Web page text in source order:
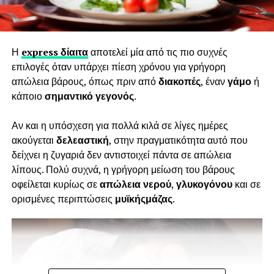
Οι υδατάνθρακες πρέπει να είναι η κύρια πηγή ενέργειας
του σώματός σας σε μια υγιεινή, ισορροπημένη διατροφή.
Καθώς καταναλώνουμε υδατάνθρακες αυτοί διασπώνται
και σε γλυκόζη και μετά απελευθερώνονται στη
κυκλοφορία του αίματος. Από εκεί χρησιμοποιούνται ως
άμεση πηγή ενέργειας όταν χρειαστεί να κάνουμε μια
χρησιμοποιηθούν ως πηγή ενέργειας θα αποθηκευτούν
με τη μορφή γλυκογόνου στους μύες και στο ήπαρ. Εάν
καταναλώσουμε περισσότερους υδατάνθρακες από
αυτούς που χρειαζόμαστε και από αυτούς που μπορούμε
να αποθηκεύσουμε ως γλυκογόνο, τότε θα αποθηκευτούν
στο λιπώδη ιστό.
Εκτός από γλυκόζη μας δίνουν
πλούσια σε υδατάνθρακες;
Η express δίαιτααποτελεί μία από τις πιο συχνές
επιλογές όταν υπάρχει πίεση χρόνου για γρήγορη
απώλεια βάρους, όπως πριν απόδιακοπές, ένανγάμοή
κάποιοσημαντικό γεγονός.
Αν και η υπόσχεση για πολλά κιλά σε λίγες ημέρες
ακούγεται δελεαστική, στην πραγματικότητα αυτό που
δείχνει η ζυγαριά δεν αντιστοιχεί πάντα σε απώλεια
λίπους. Πολύ συχνά, η γρήγορη μείωση του βάρους
οφείλεται κυρίως σεαπώλεια νερού, γλυκογόνουκαι σε
ορισμένες περιπτώσεις μυϊκήςμάζας.